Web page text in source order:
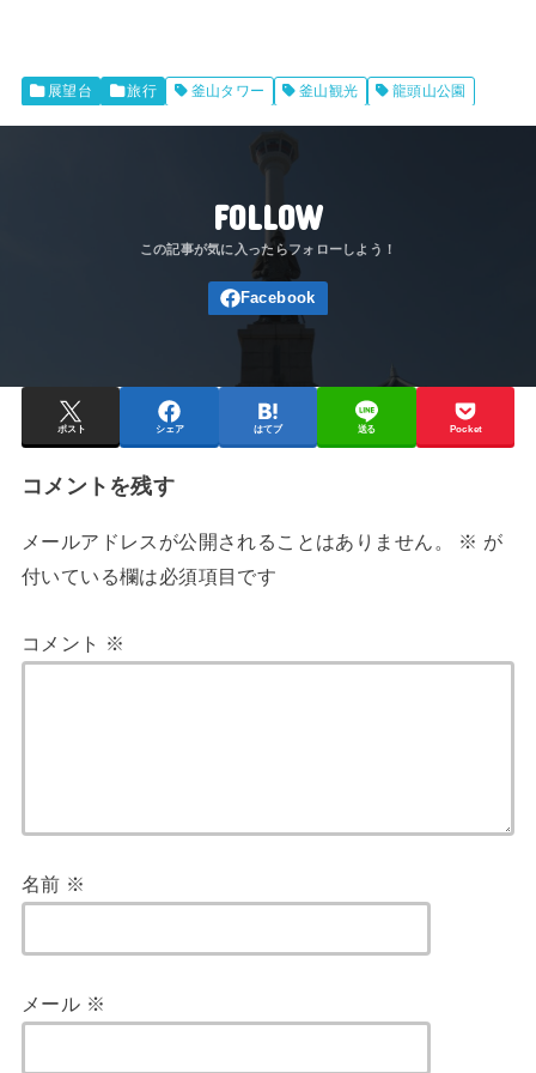
展望台 旅行 釜山タワー 釜山観光 龍頭山公園
FOLLOW
ポスト シェア はてブ 送る Pocket
コメントを残す
メールアドレスが公開されることはありません。 ※ が
付いている欄は必須項目です
コメント ※
名前 ※
メール ※